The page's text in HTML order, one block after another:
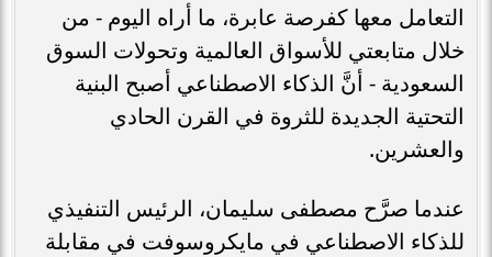
التعامل معها كفرصة عابرة، ما أراه اليوم - من
خلال متابعتي للأسواق العالمية وتحولات السوق
السعودية - أنَّ الذكاء الاصطناعي أصبح البنية
التحتية الجديدة للثروة في القرن الحادي
والعشرين.
عندما صرَّح مصطفى سليمان، الرئيس التنفيذي
للذكاء الاصطناعي في مايكروسوفت في مقابلة